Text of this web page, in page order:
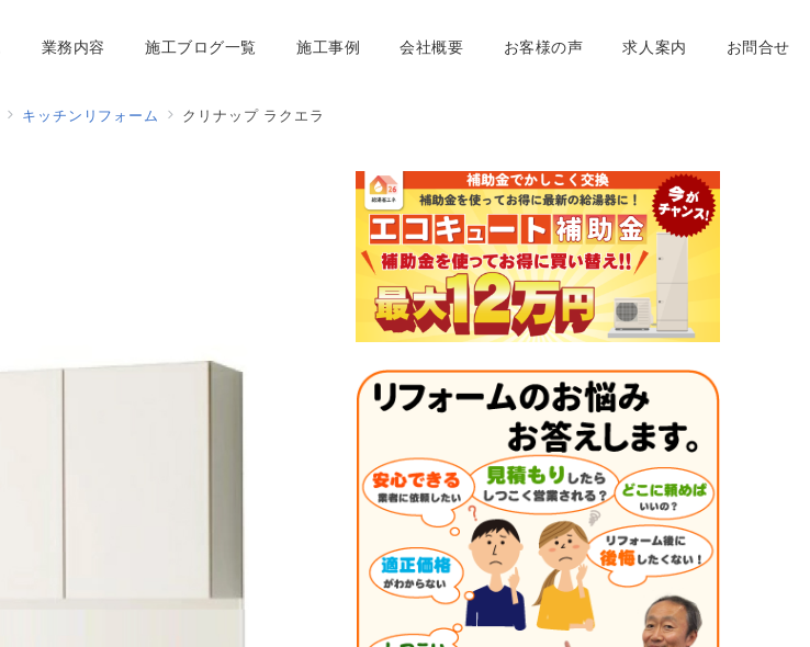
業務内容 施工ブログ一覧 施工事例 会社概要 お客様の声 求人案内 お問合せ
キッチンリフォーム クリナップ ラクエラ